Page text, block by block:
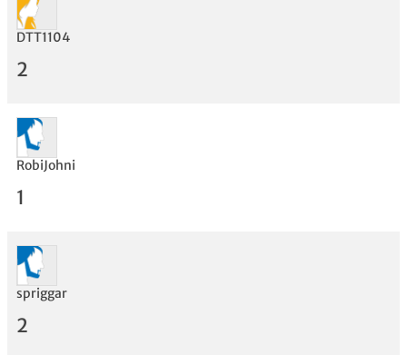
DTT1104
2
RobiJohni
1
spriggar
2